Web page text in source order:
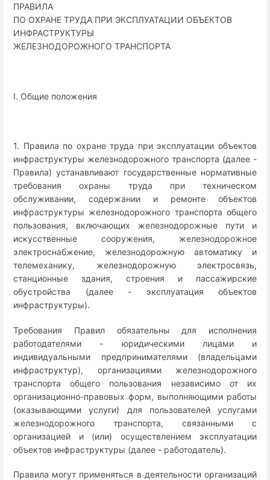
ПРАВИЛА
ПО ОХРАНЕ ТРУДА ПРИ ЭКСПЛУАТАЦИИ ОБЪЕКТОВ
ИНФРАСТРУКТУРЫ
ЖЕЛЕЗНОДОРОЖНОГО ТРАНСПОРТА
I. Общие положения
1. Правила по охране труда при эксплуатации объектов
инфраструктуры железнодорожного транспорта (далее -
Правила) устанавливают государственные нормативные
требования охраны труда при техническом
обслуживании, содержании и ремонте объектов
инфраструктуры железнодорожного транспорта общего
пользования, включающих железнодорожные пути и
искусственные сооружения, железнодорожное
электроснабжение, железнодорожную автоматику и
телемеханику, железнодорожную электросвязь,
станционные здания, строения и пассажирские
обустройства (далее - эксплуатация объектов
инфраструктуры).
Требования Правил обязательны для исполнения
работодателями - юридическими лицами и
индивидуальными предпринимателями (владельцами
инфраструктур), организациями железнодорожного
транспорта общего пользования независимо от их
организационно-правовых форм, выполняющими работы
(оказывающими услуги) для пользователей услугами
железнодорожного транспорта, связанными с
организацией и (или) осуществлением эксплуатации
объектов инфраструктуры (далее - работодатель).
Правила могут применяться в деятельности организаций